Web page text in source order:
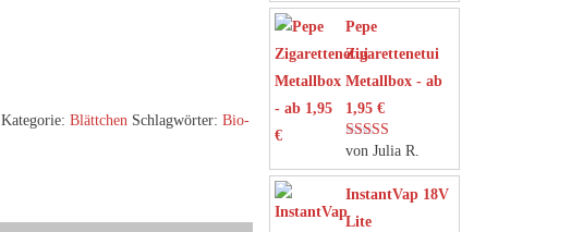
Kategorie: Blättchen Schlagwörter: Bio-
Pepe
Zigarettenetui
Metallbox - ab
1,95 €
Bewertet mit
5von 5
von Julia R.
InstantVap 18V
Lite